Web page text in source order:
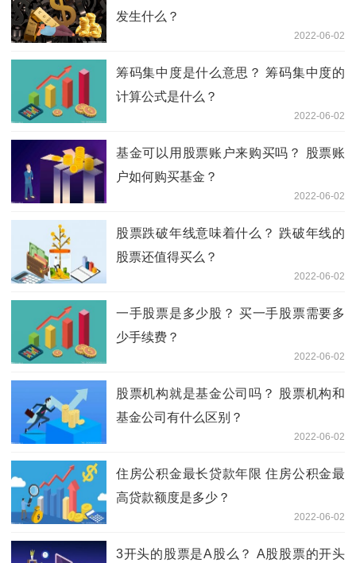
发生什么？
2022-06-02
筹码集中度是什么意思？ 筹码集中度的
计算公式是什么？
2022-06-02
基金可以用股票账户来购买吗？ 股票账
户如何购买基金？
2022-06-02
股票跌破年线意味着什么？ 跌破年线的
股票还值得买么？
2022-06-02
一手股票是多少股？ 买一手股票需要多
少手续费？
2022-06-02
股票机构就是基金公司吗？ 股票机构和
基金公司有什么区别？
2022-06-02
住房公积金最长贷款年限 住房公积金最
高贷款额度是多少？
2022-06-02
3开头的股票是A股么？ A股股票的开头